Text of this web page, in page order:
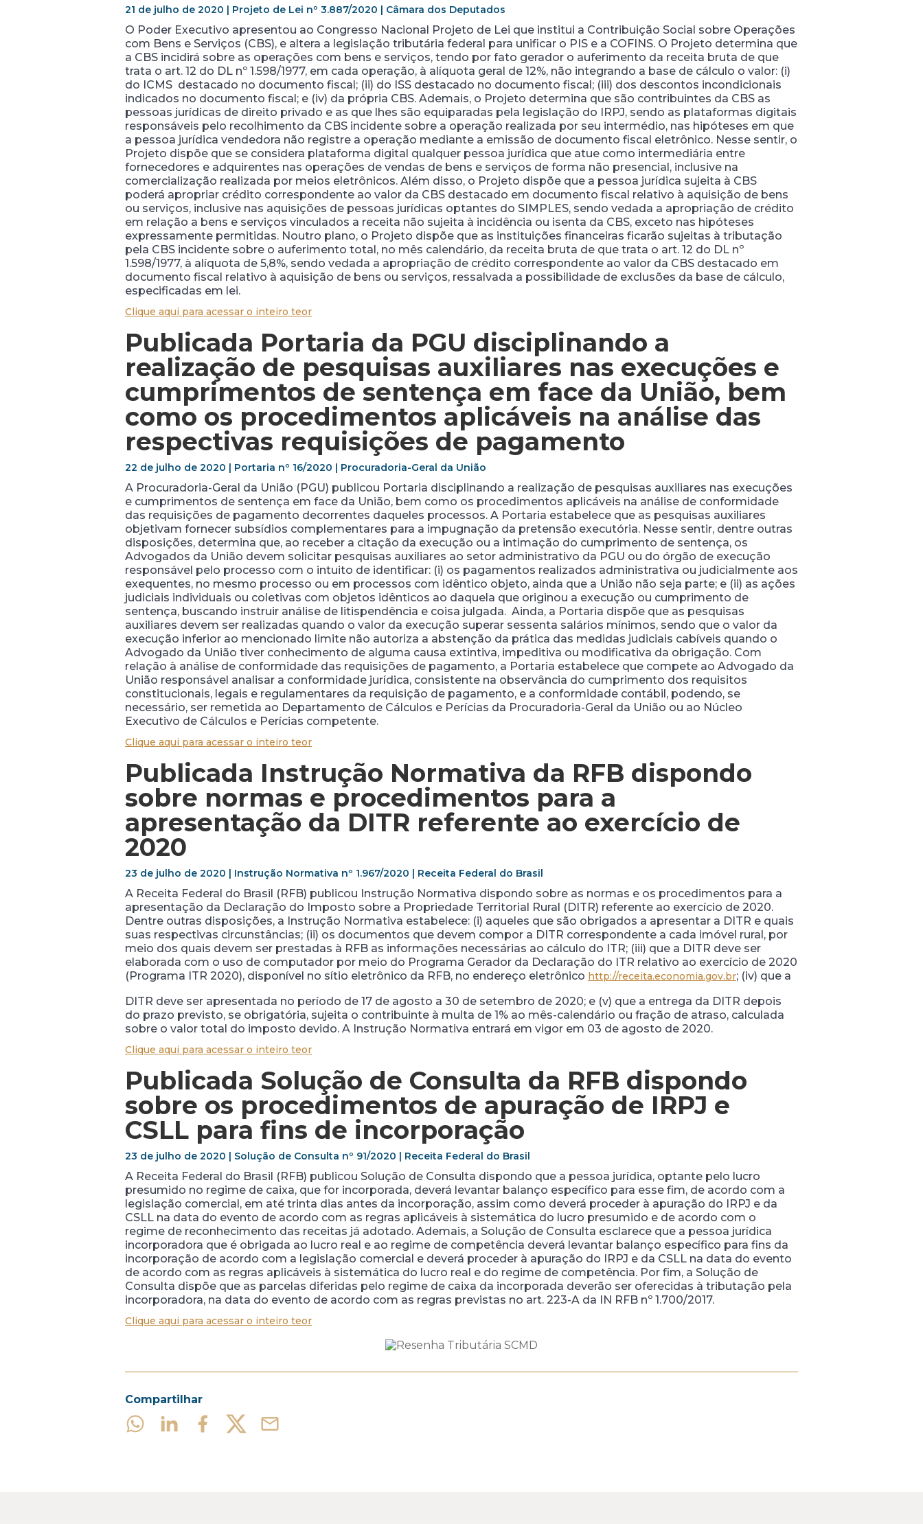
21 de julho de 2020 | Projeto de Lei nº 3.887/2020 | Câmara dos Deputados
O Poder Executivo apresentou ao Congresso Nacional Projeto de Lei que institui a Contribuição Social sobre Operações
com Bens e Serviços (CBS), e altera a legislação tributária federal para unificar o PIS e a COFINS. O Projeto determina que
a CBS incidirá sobre as operações com bens e serviços, tendo por fato gerador o auferimento da receita bruta de que
trata o art. 12 do DL nº 1.598/1977, em cada operação, à alíquota geral de 12%, não integrando a base de cálculo o valor: (i)
do ICMS destacado no documento fiscal; (ii) do ISS destacado no documento fiscal; (iii) dos descontos incondicionais
indicados no documento fiscal; e (iv) da própria CBS. Ademais, o Projeto determina que são contribuintes da CBS as
pessoas jurídicas de direito privado e as que lhes são equiparadas pela legislação do IRPJ, sendo as plataformas digitais
responsáveis pelo recolhimento da CBS incidente sobre a operação realizada por seu intermédio, nas hipóteses em que
a pessoa jurídica vendedora não registre a operação mediante a emissão de documento fiscal eletrônico. Nesse sentir, o
Projeto dispõe que se considera plataforma digital qualquer pessoa jurídica que atue como intermediária entre
fornecedores e adquirentes nas operações de vendas de bens e serviços de forma não presencial, inclusive na
comercialização realizada por meios eletrônicos. Além disso, o Projeto dispõe que a pessoa jurídica sujeita à CBS
poderá apropriar crédito correspondente ao valor da CBS destacado em documento fiscal relativo à aquisição de bens
ou serviços, inclusive nas aquisições de pessoas jurídicas optantes do SIMPLES, sendo vedada a apropriação de crédito
em relação a bens e serviços vinculados a receita não sujeita à incidência ou isenta da CBS, exceto nas hipóteses
expressamente permitidas. Noutro plano, o Projeto dispõe que as instituições financeiras ficarão sujeitas à tributação
pela CBS incidente sobre o auferimento total, no mês calendário, da receita bruta de que trata o art. 12 do DL nº
1.598/1977, à alíquota de 5,8%, sendo vedada a apropriação de crédito correspondente ao valor da CBS destacado em
documento fiscal relativo à aquisição de bens ou serviços, ressalvada a possibilidade de exclusões da base de cálculo,
especificadas em lei.
Clique aqui para acessar o inteiro teor
Publicada Portaria da PGU disciplinando a
realização de pesquisas auxiliares nas execuções e
cumprimentos de sentença em face da União, bem
como os procedimentos aplicáveis na análise das
respectivas requisições de pagamento
22 de julho de 2020 | Portaria nº 16/2020 | Procuradoria-Geral da União
A Procuradoria-Geral da União (PGU) publicou Portaria disciplinando a realização de pesquisas auxiliares nas execuções
e cumprimentos de sentença em face da União, bem como os procedimentos aplicáveis na análise de conformidade
das requisições de pagamento decorrentes daqueles processos. A Portaria estabelece que as pesquisas auxiliares
objetivam fornecer subsídios complementares para a impugnação da pretensão executória. Nesse sentir, dentre outras
disposições, determina que, ao receber a citação da execução ou a intimação do cumprimento de sentença, os
Advogados da União devem solicitar pesquisas auxiliares ao setor administrativo da PGU ou do órgão de execução
responsável pelo processo com o intuito de identificar: (i) os pagamentos realizados administrativa ou judicialmente aos
exequentes, no mesmo processo ou em processos com idêntico objeto, ainda que a União não seja parte; e (ii) as ações
judiciais individuais ou coletivas com objetos idênticos ao daquela que originou a execução ou cumprimento de
sentença, buscando instruir análise de litispendência e coisa julgada. Ainda, a Portaria dispõe que as pesquisas
auxiliares devem ser realizadas quando o valor da execução superar sessenta salários mínimos, sendo que o valor da
execução inferior ao mencionado limite não autoriza a abstenção da prática das medidas judiciais cabíveis quando o
Advogado da União tiver conhecimento de alguma causa extintiva, impeditiva ou modificativa da obrigação. Com
relação à análise de conformidade das requisições de pagamento, a Portaria estabelece que compete ao Advogado da
União responsável analisar a conformidade jurídica, consistente na observância do cumprimento dos requisitos
constitucionais, legais e regulamentares da requisição de pagamento, e a conformidade contábil, podendo, se
necessário, ser remetida ao Departamento de Cálculos e Perícias da Procuradoria-Geral da União ou ao Núcleo
Executivo de Cálculos e Perícias competente.
Clique aqui para acessar o inteiro teor
Publicada Instrução Normativa da RFB dispondo
sobre normas e procedimentos para a
apresentação da DITR referente ao exercício de
2020
23 de julho de 2020 | Instrução Normativa nº 1.967/2020 | Receita Federal do Brasil
A Receita Federal do Brasil (RFB) publicou Instrução Normativa dispondo sobre as normas e os procedimentos para a
apresentação da Declaração do Imposto sobre a Propriedade Territorial Rural (DITR) referente ao exercício de 2020.
Dentre outras disposições, a Instrução Normativa estabelece: (i) aqueles que são obrigados a apresentar a DITR e quais
suas respectivas circunstâncias; (ii) os documentos que devem compor a DITR correspondente a cada imóvel rural, por
meio dos quais devem ser prestadas à RFB as informações necessárias ao cálculo do ITR; (iii) que a DITR deve ser
elaborada com o uso de computador por meio do Programa Gerador da Declaração do ITR relativo ao exercício de 2020
(Programa ITR 2020), disponível no sítio eletrônico da RFB, no endereço eletrônico http://receita.economia.gov.br; (iv) que a
DITR deve ser apresentada no período de 17 de agosto a 30 de setembro de 2020; e (v) que a entrega da DITR depois
do prazo previsto, se obrigatória, sujeita o contribuinte à multa de 1% ao mês-calendário ou fração de atraso, calculada
sobre o valor total do imposto devido. A Instrução Normativa entrará em vigor em 03 de agosto de 2020.
Clique aqui para acessar o inteiro teor
Publicada Solução de Consulta da RFB dispondo
sobre os procedimentos de apuração de IRPJ e
CSLL para fins de incorporação
23 de julho de 2020 | Solução de Consulta nº 91/2020 | Receita Federal do Brasil
A Receita Federal do Brasil (RFB) publicou Solução de Consulta dispondo que a pessoa jurídica, optante pelo lucro
presumido no regime de caixa, que for incorporada, deverá levantar balanço específico para esse fim, de acordo com a
legislação comercial, em até trinta dias antes da incorporação, assim como deverá proceder à apuração do IRPJ e da
CSLL na data do evento de acordo com as regras aplicáveis à sistemática do lucro presumido e de acordo com o
regime de reconhecimento das receitas já adotado. Ademais, a Solução de Consulta esclarece que a pessoa jurídica
incorporadora que é obrigada ao lucro real e ao regime de competência deverá levantar balanço específico para fins da
incorporação de acordo com a legislação comercial e deverá proceder à apuração do IRPJ e da CSLL na data do evento
de acordo com as regras aplicáveis à sistemática do lucro real e do regime de competência. Por fim, a Solução de
Consulta dispõe que as parcelas diferidas pelo regime de caixa da incorporada deverão ser oferecidas à tributação pela
incorporadora, na data do evento de acordo com as regras previstas no art. 223-A da IN RFB nº 1.700/2017.
Clique aqui para acessar o inteiro teor
Compartilhar